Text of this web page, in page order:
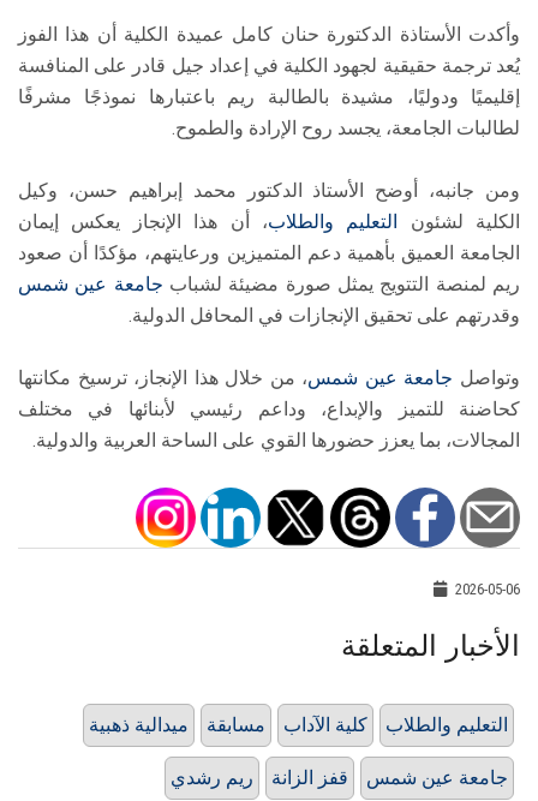
وأكدت الأستاذة الدكتورة حنان كامل عميدة الكلية أن هذا الفوز
يُعد ترجمة حقيقية لجهود الكلية في إعداد جيل قادر على المنافسة
إقليميًا ودوليًا، مشيدة بالطالبة ريم باعتبارها نموذجًا مشرفًا
لطالبات الجامعة، يجسد روح الإرادة والطموح.
ومن جانبه، أوضح الأستاذ الدكتور محمد إبراهيم حسن، وكيل
الكلية لشئون
التعليم والطلاب، أن هذا الإنجاز يعكس إيمان
الجامعة العميق بأهمية دعم المتميزين ورعايتهم، مؤكدًا أن صعود
ريم لمنصة التتويج يمثل صورة مضيئة لشباب جامعة عين شمس
وقدرتهم على تحقيق الإنجازات في المحافل الدولية.
وتواصل جامعة عين شمس، من خلال هذا الإنجاز، ترسيخ مكانتها
كحاضنة للتميز والإبداع، وداعم رئيسي لأبنائها في مختلف
المجالات، بما يعزز حضورها القوي على الساحة العربية والدولية.
2026-05-06
الأخبار المتعلقة
ميدالية ذهبية مسابقة كلية الآداب التعليم والطلاب
ريم رشدي قفز الزانة جامعة عين شمس